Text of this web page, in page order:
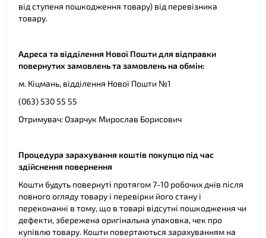
від ступеня пошкодження товару) від перевізника
товару.
Адреса та відділення Нової Пошти для відправки
повернутих замовлень та замовлень на обмін:
м. Кіцмань, відділення Нової Пошти №1
(063) 530 55 55
Отримувач: Озарчук Мирослав Борисович
Процедура зарахування коштів покупцю під час
здійснення повернення
Кошти будуть повернуті протягом 7-10 робочих днів після
повного огляду товару і перевірки його стану і
переконанні в тому, що в товарі відсутні пошкодження чи
дефекти, збережена оригінальна упаковка, чек про
купівлю товару. Кошти повертаються зарахуванням на